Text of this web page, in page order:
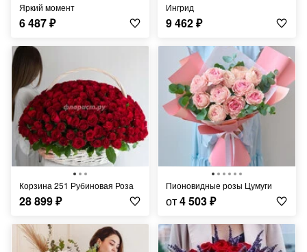
Яркий момент
6 487₽
Ингрид
9 462₽
Корзина 251 Рубиновая Роза
28 899₽
Пионовидные розы Цумуги
от4 503₽